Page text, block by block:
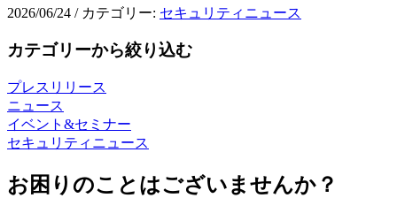
2026/06/24 / カテゴリー: セキュリティニュース
カテゴリーから絞り込む
プレスリリース
ニュース
イベント&セミナー
セキュリティニュース
お困りのことはございませんか？